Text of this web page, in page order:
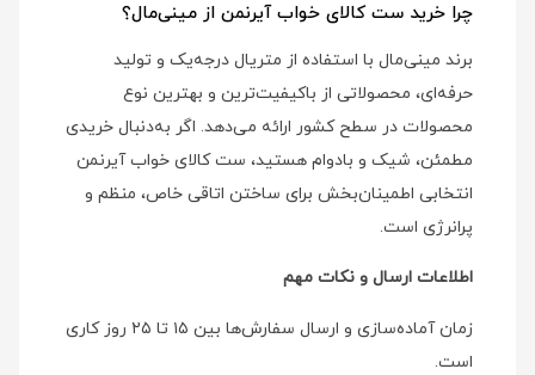
چرا خرید ست کالای خواب آیرنمن از مینی‌مال؟
برند مینی‌مال با استفاده از متریال درجه‌یک و تولید
حرفه‌ای، محصولاتی از باکیفیت‌ترین و بهترین نوع
محصولات در سطح کشور ارائه می‌دهد. اگر به‌دنبال خریدی
مطمئن، شیک و بادوام هستید، ست کالای خواب آیرنمن
انتخابی اطمینان‌بخش برای ساختن اتاقی خاص، منظم و
پرانرژی است.
اطلاعات ارسال و نکات مهم
زمان آماده‌سازی و ارسال سفارش‌ها بین ۱۵ تا ۲۵ روز کاری
است.